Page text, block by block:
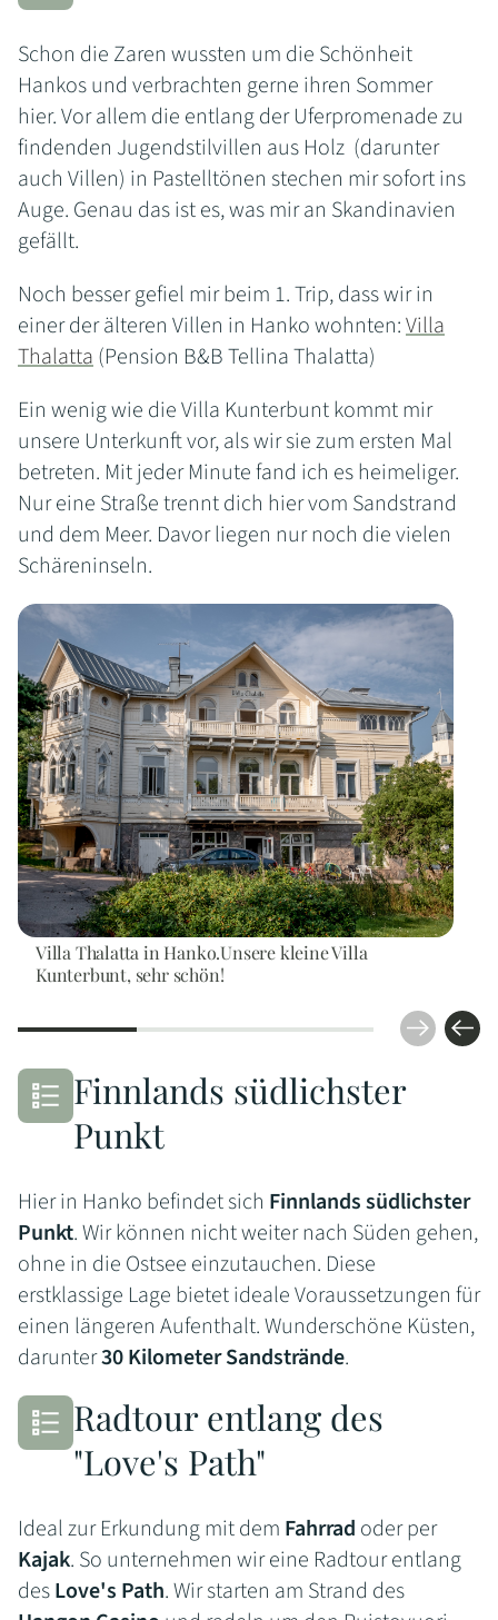
Schon die Zaren wussten um die Schönheit
Hankos und verbrachten gerne ihren Sommer
hier. Vor allem die entlang der Uferpromenade zu
findenden Jugendstilvillen aus Holz (darunter
auch Villen) in Pastelltönen stechen mir sofort ins
Auge. Genau das ist es, was mir an Skandinavien
gefällt.
Noch besser gefiel mir beim 1. Trip, dass wir in
einer der älteren Villen in Hanko wohnten:Villa
Thalatta(Pension B&B Tellina Thalatta)
Ein wenig wie die Villa Kunterbunt kommt mir
unsere Unterkunft vor, als wir sie zum ersten Mal
betreten. Mit jeder Minute fand ich es heimeliger.
Nur eine Straße trennt dich hier vom Sandstrand
und dem Meer. Davor liegen nur noch die vielen
Schäreninseln.
Villa Thalatta in Hanko.Unsere kleine Villa
Kunterbunt, sehr schön!
Finnlands südlichster
Punkt
Hier in Hanko befindet sich Finnlands südlichster
Punkt. Wir können nicht weiter nach Süden gehen,
ohne in die Ostsee einzutauchen. Diese
erstklassige Lage bietet ideale Voraussetzungen für
einen längeren Aufenthalt. Wunderschöne Küsten,
darunter30 Kilometer Sandstrände.
Radtour entlang des
"Love's Path"
Ideal zur Erkundung mit dem Fahrrad oder per
Kajak. So unternehmen wir eine Radtour entlang
desLove's Path. Wir starten am Strand des